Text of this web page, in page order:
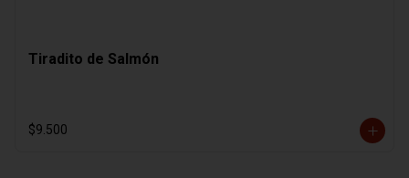
Tiradito de Salmón
$9.500